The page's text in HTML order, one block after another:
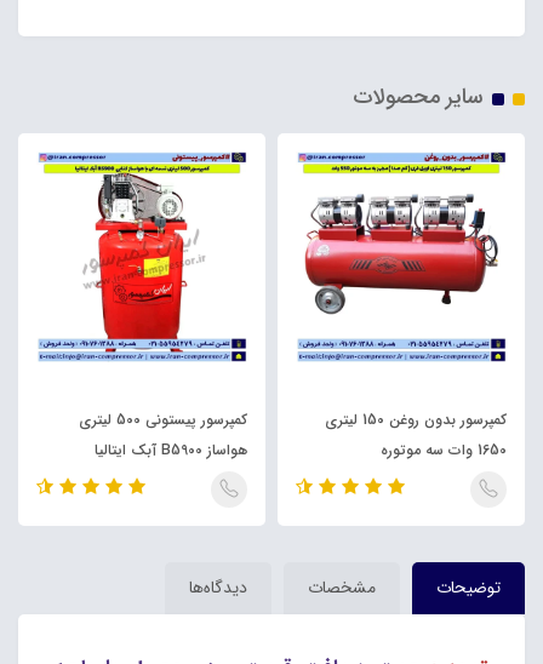
سایر محصولات
کمپرسور بدون روغن 150 لیتری
1650 وات سه موتوره
کمپرسور پیستونی 500 لیتری
هواساز B5900 آبک ایتالیا
توضیحات مشخصات دیدگاه‌ها